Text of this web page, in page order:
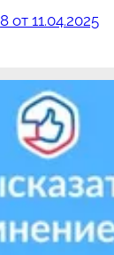
11.04.2025